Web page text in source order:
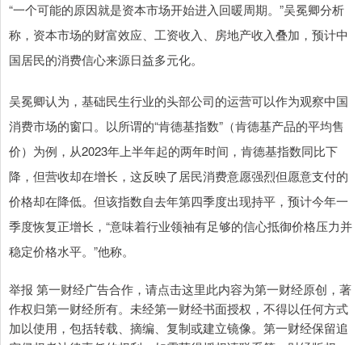
“一个可能的原因就是资本市场开始进入回暖周期。”吴冕卿分析
称，资本市场的财富效应、工资收入、房地产收入叠加，预计中
国居民的消费信心来源日益多元化。
吴冕卿认为，基础民生行业的头部公司的运营可以作为观察中国
消费市场的窗口。以所谓的“肯德基指数”（肯德基产品的平均售
价）为例，从2023年上半年起的两年时间，肯德基指数同比下
降，但营收却在增长，这反映了居民消费意愿强烈但愿意支付的
价格却在降低。但该指数自去年第四季度出现持平，预计今年一
季度恢复正增长，“意味着行业领袖有足够的信心抵御价格压力并
稳定价格水平。”他称。
举报 第一财经广告合作，请点击这里此内容为第一财经原创，著
作权归第一财经所有。未经第一财经书面授权，不得以任何方式
加以使用，包括转载、摘编、复制或建立镜像。第一财经保留追